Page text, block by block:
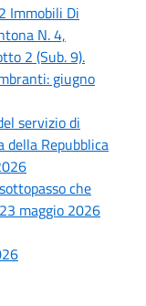
Immobili Di
N. 4,
2 (Sub. 9).
giugno
servizio di
della Repubblica
che
maggio 2026